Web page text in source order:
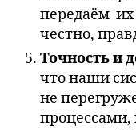
передаём
честно,
Точность и
что наши
не
процессами,